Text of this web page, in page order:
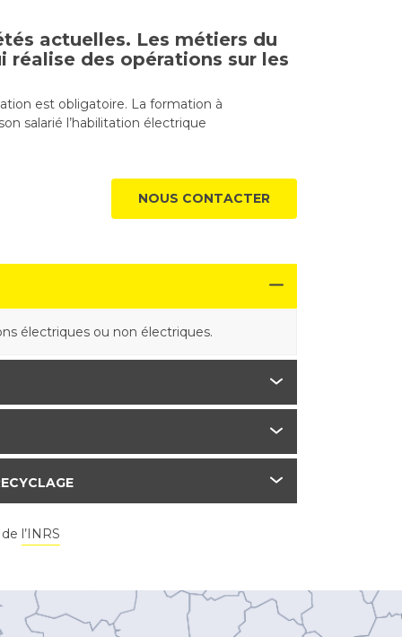
actuelles. Les métiers du
des opérations sur les
est obligatoire. La formation à
salarié l’habilitation électrique
NOUS CONTACTER
électriques ou non électriques.
l’INRS